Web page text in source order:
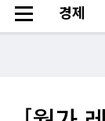
경제